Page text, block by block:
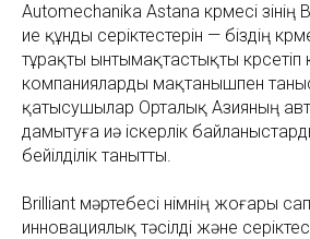
Automechanika Astana көрмесі өзінің
ие құнды серіктестерін — біздің
тұрақты ынтымақтастықты
компанияларды мақтанышпен
қатысушылар Орталық Азияның
дамытуға иә іскерлік
бейілділік танытты.
Brilliant мәртебесі өнімнің жоғары
инновациялық тәсілді және